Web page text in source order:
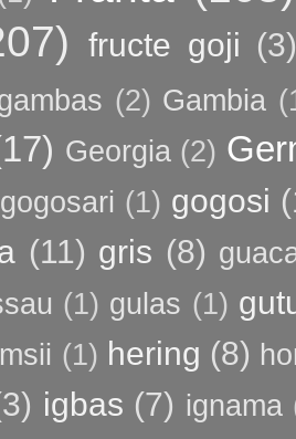
fructe goji (3)
(2) Gambia
Georgia (2)
gogosari (1) gogosi
(11) gris (8)
(1) gulas (1)
(1) hering (8)
igbas (7) ignama